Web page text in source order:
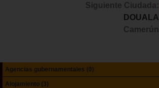
Siguiente Ciudada:
DOUALA
Camerún
Agencias gubernamentales (0)
Alojamiento (3)